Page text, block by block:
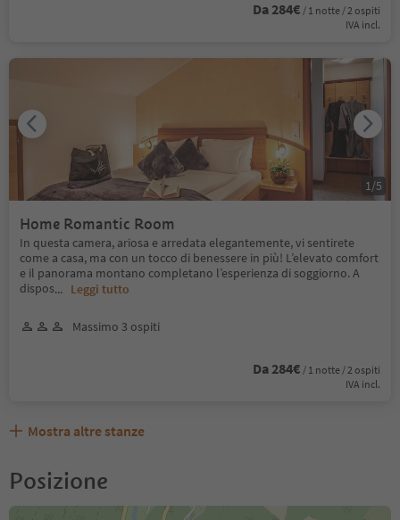
Da 284€ / 1 notte / 2 ospiti
IVA incl.
Home Romantic Room
In questa camera, ariosa e arredata elegantemente, vi sentirete
come a casa, ma con un tocco di benessere in più! L’elevato comfort
e il panorama montano completano l’esperienza di soggiorno. A
dispos... Leggi tutto
Massimo 3 ospiti
Da 284€ / 1 notte / 2 ospiti
IVA incl.
1 /5
Mostra altre stanze
Posizione